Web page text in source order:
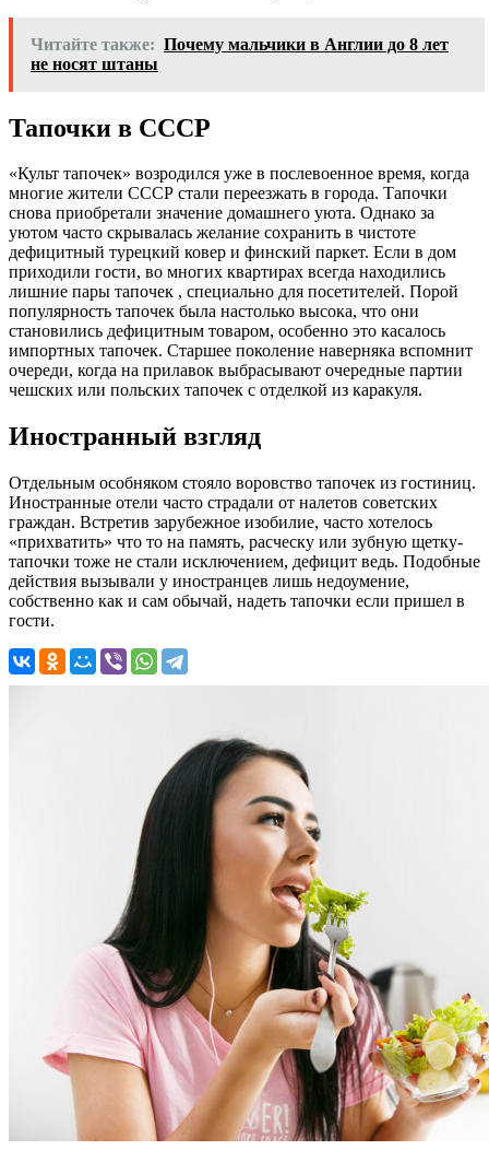
Читайте также: Почему мальчики в Англии до 8 лет
не носят штаны
Тапочки в СССР
«Культ тапочек» возродился уже в послевоенное время, когда
многие жители СССР стали переезжать в города. Тапочки
снова приобретали значение домашнего уюта. Однако за
уютом часто скрывалась желание сохранить в чистоте
дефицитный турецкий ковер и финский паркет. Если в дом
приходили гости, во многих квартирах всегда находились
лишние пары тапочек , специально для посетителей. Порой
популярность тапочек была настолько высока, что они
становились дефицитным товаром, особенно это касалось
импортных тапочек. Старшее поколение наверняка вспомнит
очереди, когда на прилавок выбрасывают очередные партии
чешских или польских тапочек с отделкой из каракуля.
Иностранный взгляд
Отдельным особняком стояло воровство тапочек из гостиниц.
Иностранные отели часто страдали от налетов советских
граждан. Встретив зарубежное изобилие, часто хотелось
«прихватить» что то на память, расческу или зубную щетку-
тапочки тоже не стали исключением, дефицит ведь. Подобные
действия вызывали у иностранцев лишь недоумение,
собственно как и сам обычай, надеть тапочки если пришел в
гости.